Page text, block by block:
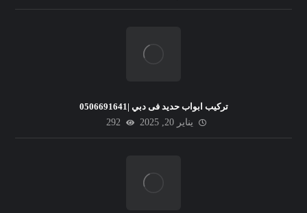
تركيب ابواب حديد فى دبي |0506691641
يناير 20, 2025
292